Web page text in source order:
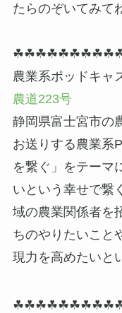
たらのぞいてみて
農業系ポッドキャ
農道223号
静岡県富士宮市の
お送りする農業系
を繋ぐ」をテーマ
いという幸せで繋
域の農業関係者を
ちのやりたいこと
現力を高めたいと